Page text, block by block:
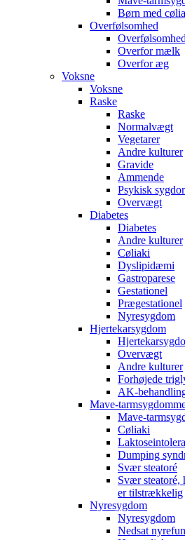
Børn med
Overfølsomhed
Overfølsomhed
Overfor mælk
Overfor æg
Voksne
Voksne
Raske
Raske
Normalvægt
Vegetarer
Andre kulturer
Gravide
Ammende
Psykisk
Overvægt
Diabetes
Diabetes
Andre kulturer
Cøliaki
Dyslipidæmi
Gastroparese
Gestationel
Prægestationel
Nyresygdom
Hjertekarsygdom
Overvægt
Andre kulturer
Forhøjede
AK-
Mave-
Mave-
Cøliaki
Dumping
Svær steatoré
Svær steatoré,
er tilstrækkelig
Nyresygdom
Nyresygdom
Nedsat